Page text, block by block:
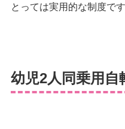
とっては実用的な制度です
幼児2人同乗用自